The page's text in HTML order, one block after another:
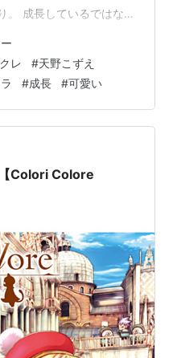
。 成長しているではない
でも話が始まって有翼
あかさんですね。 大人
どか先生の新しいヘア
ヴェルちゃんも割とまん
レ #天野こずえ
#成長 #可愛い
Colori Colore